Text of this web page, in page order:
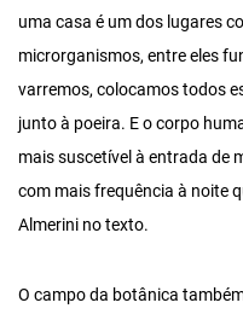
uma casa é um dos lugares
microrganismos, entre eles
varremos, colocamos todos
junto à poeira. E o corpo
mais suscetível à entrada de
com mais frequência à noite
Almerini no texto.
O campo da botânica